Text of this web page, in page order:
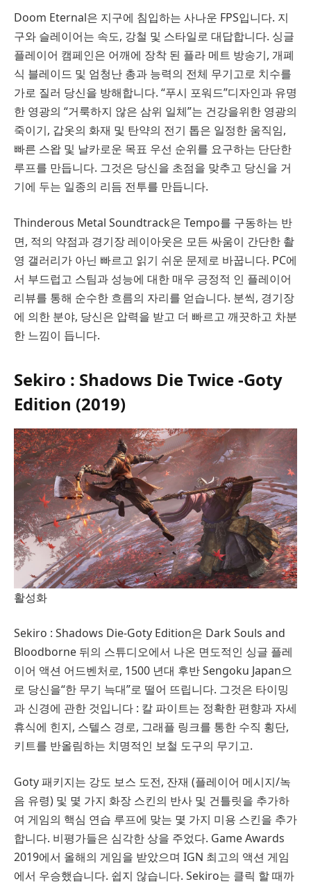
Doom Eternal은 지구에 침입하는 사나운 FPS입니다. 지
구와 슬레이어는 속도, 강철 및 스타일로 대답합니다. 싱글
플레이어 캠페인은 어깨에 장착 된 플라 메트 방송기, 개폐
식 블레이드 및 엄청난 총과 능력의 전체 무기고로 치수를
가로 질러 당신을 방해합니다. “푸시 포워드”디자인과 유명
한 영광의 “거룩하지 않은 삼위 일체”는 건강을위한 영광의
죽이기, 갑옷의 화재 및 탄약의 전기 톱은 일정한 움직임,
빠른 스왑 및 날카로운 목표 우선 순위를 요구하는 단단한
루프를 만듭니다. 그것은 당신을 초점을 맞추고 당신을 거
기에 두는 일종의 리듬 전투를 만듭니다.
Thinderous Metal Soundtrack은 Tempo를 구동하는 반
면, 적의 약점과 경기장 레이아웃은 모든 싸움이 간단한 촬
영 갤러리가 아닌 빠르고 읽기 쉬운 문제로 바꿉니다. PC에
서 부드럽고 스팀과 성능에 대한 매우 긍정적 인 플레이어
리뷰를 통해 순수한 흐름의 자리를 얻습니다. 분씩, 경기장
에 의한 분야, 당신은 압력을 받고 더 빠르고 깨끗하고 차분
한 느낌이 듭니다.
Sekiro : Shadows Die Twice -Goty
Edition (2019)
활성화
Sekiro : Shadows Die-Goty Edition은 Dark Souls and
Bloodborne 뒤의 스튜디오에서 나온 면도적인 싱글 플레
이어 액션 어드벤처로, 1500 년대 후반 Sengoku Japan으
로 당신을“한 무기 늑대”로 떨어 뜨립니다. 그것은 타이밍
과 신경에 관한 것입니다 : 칼 파이트는 정확한 편향과 자세
휴식에 힌지, 스텔스 경로, 그래플 링크를 통한 수직 횡단,
키트를 반올림하는 치명적인 보철 도구의 무기고.
Goty 패키지는 강도 보스 도전, 잔재 (플레이어 메시지/녹
음 유령) 및 몇 가지 화장 스킨의 반사 및 건틀릿을 추가하
여 게임의 핵심 연습 루프에 맞는 몇 가지 미용 스킨을 추가
합니다. 비평가들은 심각한 상을 주었다. Game Awards
2019에서 올해의 게임을 받았으며 IGN 최고의 액션 게임
에서 우승했습니다. 쉽지 않습니다. Sekiro는 클릭 할 때까